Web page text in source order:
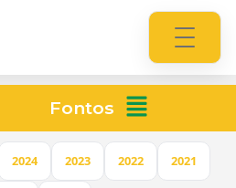
Fontos
2024 2023 2022 2021